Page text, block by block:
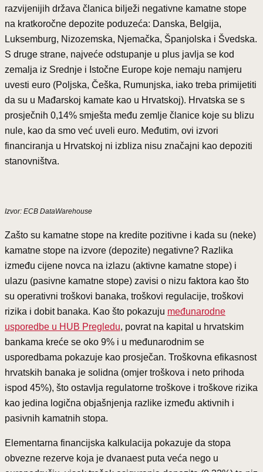
razvijenijih država članica bilježi negativne kamatne stope
na kratkoročne depozite poduzeća: Danska, Belgija,
Luksemburg, Nizozemska, Njemačka, Španjolska i Švedska.
S druge strane, najveće odstupanje u plus javlja se kod
zemalja iz Srednje i Istočne Europe koje nemaju namjeru
uvesti euro (Poljska, Češka, Rumunjska, iako treba primijetiti
da su u Mađarskoj kamate kao u Hrvatskoj). Hrvatska se s
prosječnih 0,14% smješta među zemlje članice koje su blizu
nule, kao da smo već uveli euro. Međutim, ovi izvori
financiranja u Hrvatskoj ni izbliza nisu značajni kao depoziti
stanovništva.
Izvor: ECB DataWarehouse
Zašto su kamatne stope na kredite pozitivne i kada su (neke)
kamatne stope na izvore (depozite) negativne? Razlika
između cijene novca na izlazu (aktivne kamatne stope) i
ulazu (pasivne kamatne stope) zavisi o nizu faktora kao što
su operativni troškovi banaka, troškovi regulacije, troškovi
rizika i dobit banaka. Kao što pokazuju međunarodne
usporedbe u HUB Pregledu, povrat na kapital u hrvatskim
bankama kreće se oko 9% i u međunarodnim se
usporedbama pokazuje kao prosječan. Troškovna efikasnost
hrvatskih banaka je solidna (omjer troškova i neto prihoda
ispod 45%), što ostavlja regulatorne troškove i troškove rizika
kao jedina logična objašnjenja razlike između aktivnih i
pasivnih kamatnih stopa.
Elementarna financijska kalkulacija pokazuje da stopa
obvezne rezerve koja je dvanaest puta veća nego u